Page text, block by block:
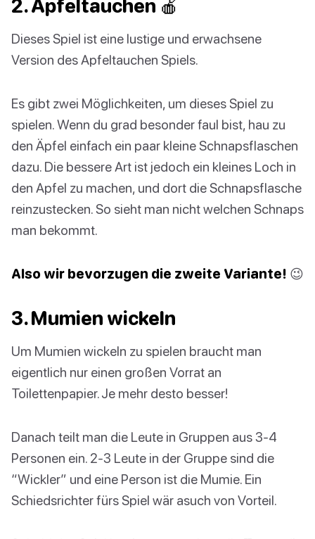
2. Apfeltauchen 🍎
Dieses Spiel ist eine lustige und erwachsene
Version des Apfeltauchen Spiels.
Es gibt zwei Möglichkeiten, um dieses Spiel zu
spielen. Wenn du grad besonder faul bist, hau zu
den Äpfel einfach ein paar kleine Schnapsflaschen
dazu. Die bessere Art ist jedoch ein kleines Loch in
den Apfel zu machen, und dort die Schnapsflasche
reinzustecken. So sieht man nicht welchen Schnaps
man bekommt.
Also wir bevorzugen die zweite Variante! 😉
3. Mumien wickeln
Um Mumien wickeln zu spielen braucht man
eigentlich nur einen großen Vorrat an
Toilettenpapier. Je mehr desto besser!
Danach teilt man die Leute in Gruppen aus 3-4
Personen ein. 2-3 Leute in der Gruppe sind die
“Wickler” und eine Person ist die Mumie. Ein
Schiedsrichter fürs Spiel wär asuch von Vorteil.